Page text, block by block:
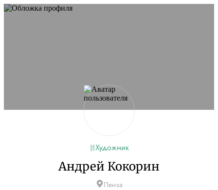
Художник
Андрей Кокорин
Пенза